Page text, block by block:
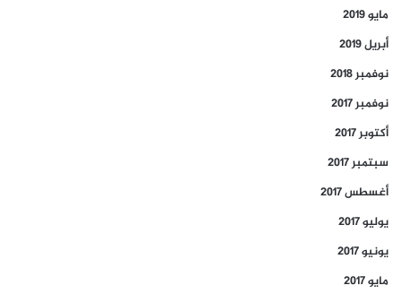
مايو 2019
أبريل 2019
نوفمبر 2018
نوفمبر 2017
أكتوبر 2017
سبتمبر 2017
أغسطس 2017
يوليو 2017
يونيو 2017
مايو 2017